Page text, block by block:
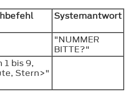
Systemantwort
"NUMMER
BITTE?"
1 bis 9,
Stern>"